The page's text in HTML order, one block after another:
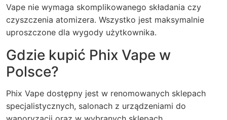
Vape nie wymaga skomplikowanego składania czy
czyszczenia atomizera. Wszystko jest maksymalnie
uproszczone dla wygody użytkownika.
Gdzie kupić Phix Vape w
Polsce?
Phix Vape dostępny jest w renomowanych sklepach
specjalistycznych, salonach z urządzeniami do